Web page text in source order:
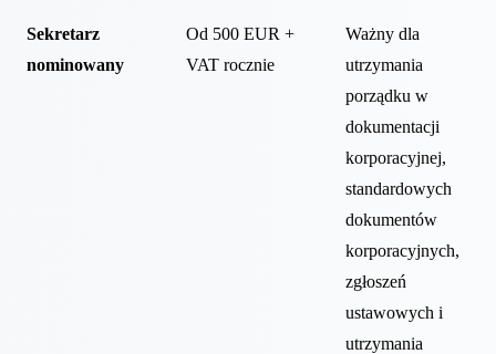
Sekretarz
nominowany
Od 500 EUR +
VAT rocznie
Ważny dla
utrzymania
porządku w
dokumentacji
korporacyjnej,
standardowych
dokumentów
korporacyjnych,
zgłoszeń
ustawowych i
utrzymania